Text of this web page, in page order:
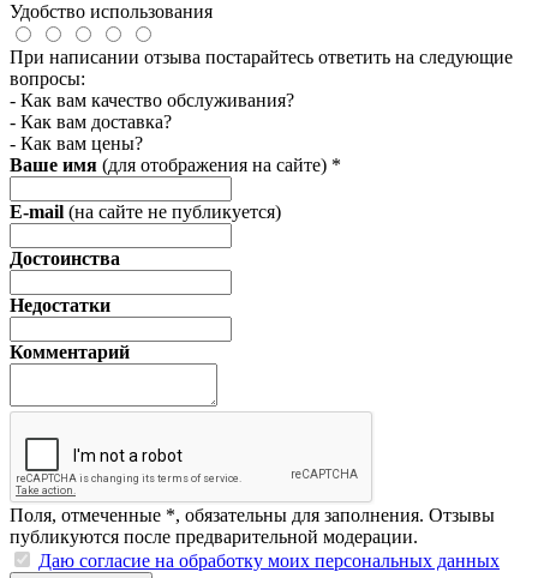
Удобство использования
При написании отзыва постарайтесь ответить на следующие
вопросы:
- Как вам качество обслуживания?
- Как вам доставка?
- Как вам цены?
Ваше имя (для отображения на сайте) *
E-mail (на сайте не публикуется)
Достоинства
Недостатки
Комментарий
Поля, отмеченные *, обязательны для заполнения. Отзывы
публикуются после предварительной модерации.
Даю согласие на обработку моих персональных данных